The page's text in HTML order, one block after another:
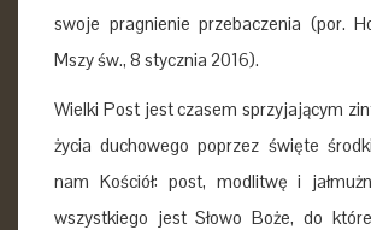
swoje pragnienie przebaczenia (por.
Mszy św., 8 stycznia 2016).
Wielki Post jest czasem sprzyjającym
życia duchowego poprzez święte
nam Kościół: post, modlitwę i
wszystkiego jest Słowo Boże, do